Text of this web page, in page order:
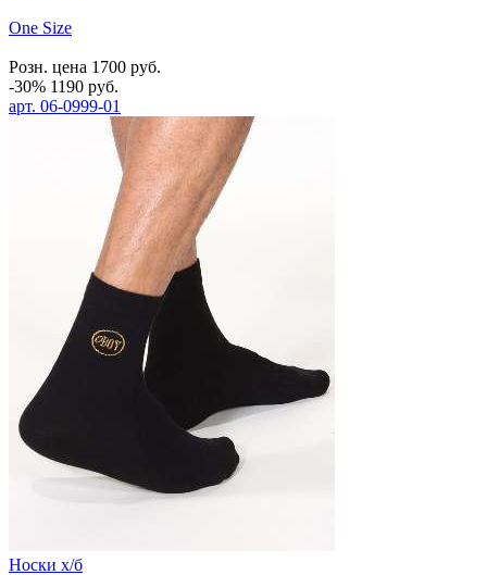
One Size
Розн. цена 1700 руб.
-30% 1190 руб.
арт. 06-0999-01
Носки х/б